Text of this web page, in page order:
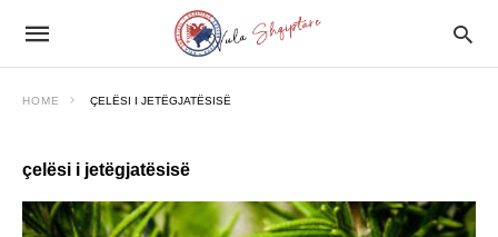
HOME ÇELËSI I JETËGJATËSISË
çelësi i jetëgjatësisë